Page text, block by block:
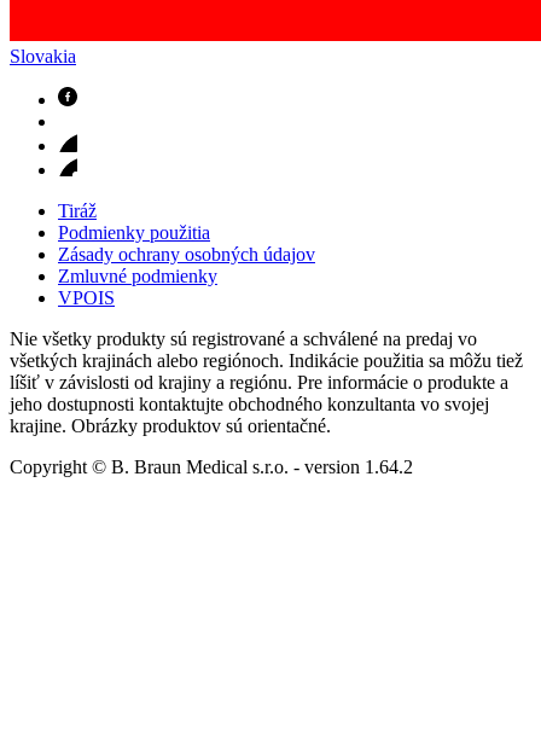
Slovakia
Tiráž
Podmienky použitia
Zásady ochrany osobných údajov
Zmluvné podmienky
VPOIS
Nie všetky produkty sú registrované a schválené na predaj vo
všetkých krajinách alebo regiónoch. Indikácie použitia sa môžu tiež
líšiť v závislosti od krajiny a regiónu. Pre informácie o produkte a
jeho dostupnosti kontaktujte obchodného konzultanta vo svojej
krajine. Obrázky produktov sú orientačné.
Copyright © B. Braun Medical s.r.o. - version 1.64.2